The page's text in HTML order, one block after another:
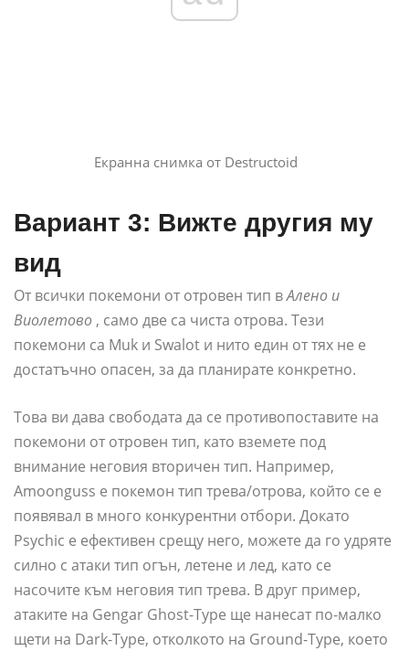
Екранна снимка от Destructoid
Вариант 3: Вижте другия му
вид
От всички покемони от отровен тип вАлено и
Виолетово , само две са чиста отрова. Тези
покемони са Muk и Swalot и нито един от тях не е
достатъчно опасен, за да планирате конкретно.
Това ви дава свободата да се противопоставите на
покемони от отровен тип, като вземете под
внимание неговия вторичен тип. Например,
Amoonguss е покемон тип трева/отрова, който се е
появявал в много конкурентни отбори. Докато
Psychic е ефективен срещу него, можете да го удряте
силно с атаки тип огън, летене и лед, като се
насочите към неговия тип трева. В друг пример,
атаките на Gengar Ghost-Type ще нанесат по-малко
щети на Dark-Type, отколкото на Ground-Type, което